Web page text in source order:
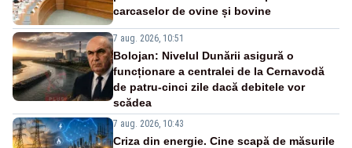
carcaselor de ovine și bovine
7 aug. 2026, 10:51
Bolojan: Nivelul Dunării asigură o
funcționare a centralei de la Cernavodă
de patru-cinci zile dacă debitele vor
scădea
7 aug. 2026, 10:43
Criza din energie. Cine scapă de măsurile